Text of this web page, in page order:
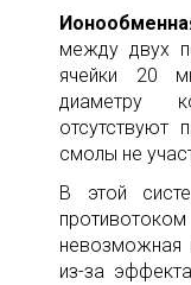
между двух
ячейки 20
диаметру
отсутствуют
смолы не
В этой
невозможная
из-за